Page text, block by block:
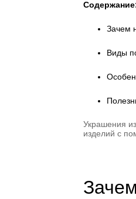
Зачем
Виды
Украшения
изделий с